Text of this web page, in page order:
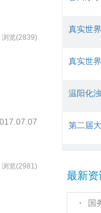
浏览(2839)
浏览(2981)
中国民
中医养
最新资
· 国